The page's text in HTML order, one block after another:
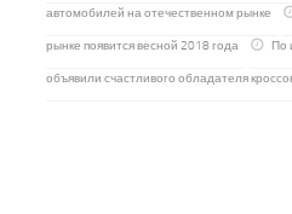
автомобилей на отечественном рынке
рынке появится весной 2018 года По
объявили счастливого обладателя